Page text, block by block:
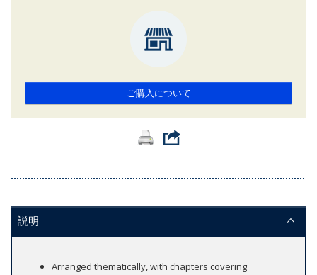
ご購入について
説明
Arranged thematically, with chapters covering